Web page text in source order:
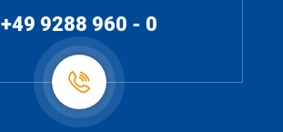
+49 9288 960 - 0